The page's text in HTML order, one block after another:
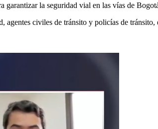
garantizar la seguridad vial en las vías de
agentes civiles de tránsito y policías de